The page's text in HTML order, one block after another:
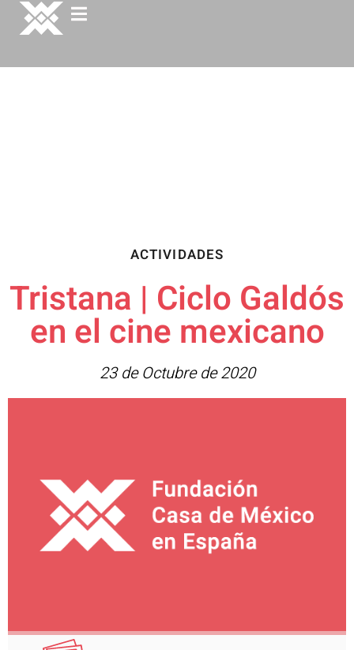
ACTIVIDADES
Tristana | Ciclo Galdós
en el cine mexicano
23 de Octubre de 2020